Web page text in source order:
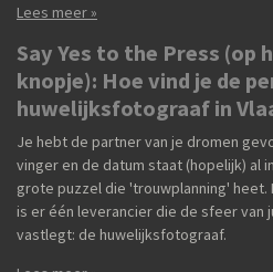
Lees meer »
Say Yes to the Press (op
knopje): Hoe vind je de
huwelijksfotograaf in
Je hebt de partner van je dromen
vinger en de datum staat (hopelijk) al
grote puzzel die 'trouwplanning'
is er één leverancier die de sfeer
vastlegt: de huwelijksfotograaf.